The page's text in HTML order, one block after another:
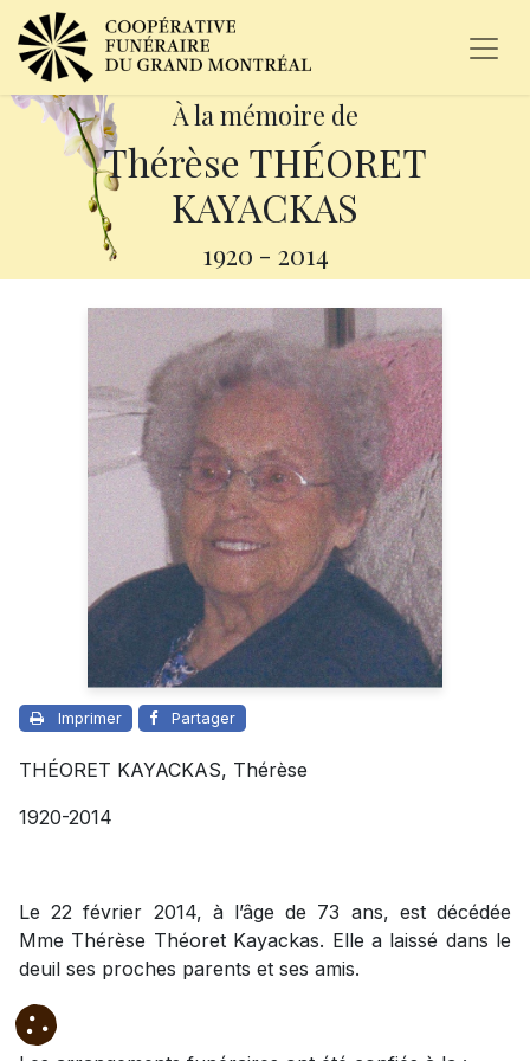
À la mémoire de
Thérèse THÉORET
KAYACKAS
1920 - 2014
Imprimer Partager
THÉORET KAYACKAS, Thérèse
1920-2014
Le 22 février 2014, à l’âge de 73 ans, est décédée
Mme Thérèse Théoret Kayackas. Elle a laissé dans le
deuil ses proches parents et ses amis.